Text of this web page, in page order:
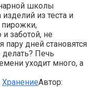
школы
из теста и
пирожки,
заботой, не
пару дней становятся
Печь
уходит много, а
ХранениеАвтор: